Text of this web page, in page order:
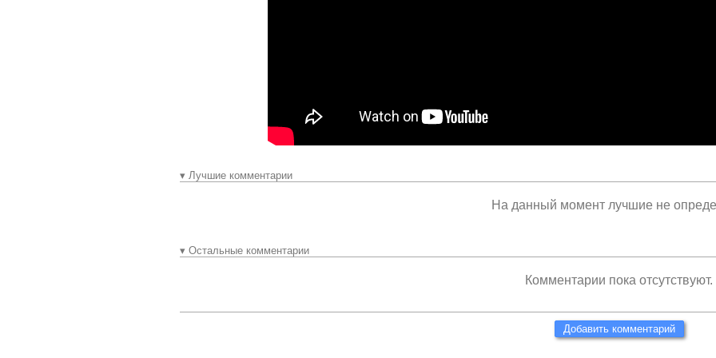
▾ Лучшие комментарии
На данный момент лучшие не
▾ Остальные комментарии
Комментарии пока отсутствуют.
Добавить комментарий